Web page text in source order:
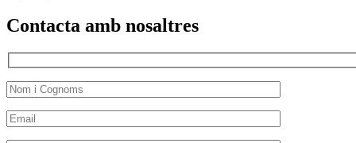
Contacta amb nosaltres